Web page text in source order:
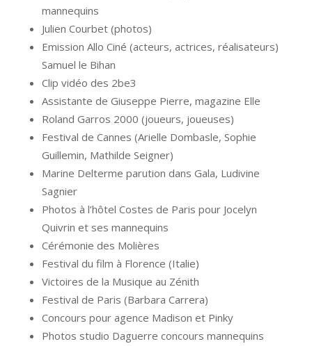
mannequins
Julien Courbet (photos)
Emission Allo Ciné (acteurs, actrices, réalisateurs)
Samuel le Bihan
Clip vidéo des 2be3
Assistante de Giuseppe Pierre, magazine Elle
Roland Garros 2000 (joueurs, joueuses)
Festival de Cannes (Arielle Dombasle, Sophie
Guillemin, Mathilde Seigner)
Marine Delterme parution dans Gala, Ludivine
Sagnier
Photos à l’hôtel Costes de Paris pour Jocelyn
Quivrin et ses mannequins
Cérémonie des Molières
Festival du film à Florence (Italie)
Victoires de la Musique au Zénith
Festival de Paris (Barbara Carrera)
Concours pour agence Madison et Pinky
Photos studio Daguerre concours mannequins